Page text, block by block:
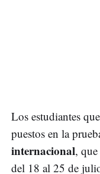
Los estudiantes
puestos en la
internacional,
del 18 al 25 de